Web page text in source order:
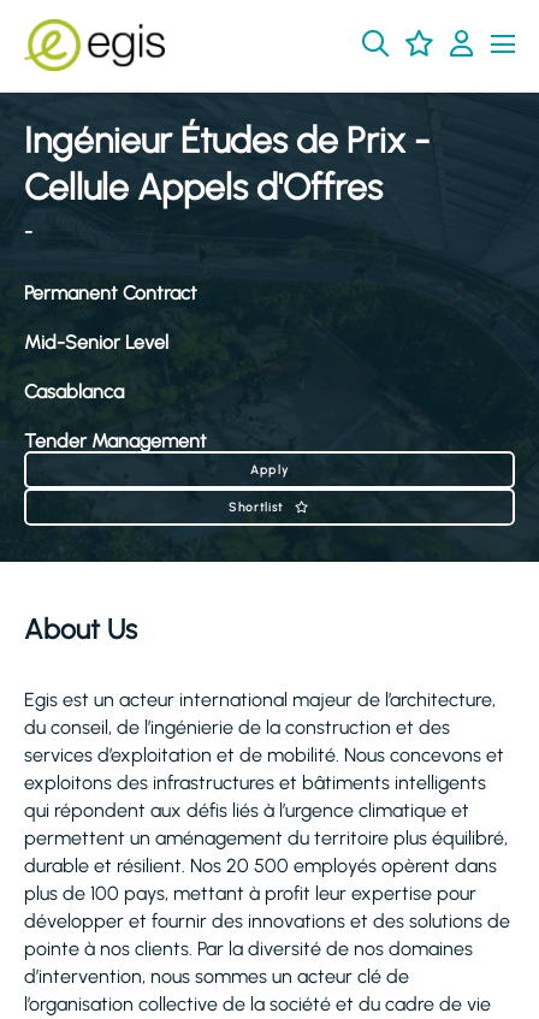
Ingénieur Études de Prix -
Cellule Appels d'Offres
-
Permanent Contract
Mid-Senior Level
Casablanca
Tender Management
Apply
Shortlist
About Us
Egis est un acteur international majeur de l’architecture,
du conseil, de l’ingénierie de la construction et des
services d’exploitation et de mobilité. Nous concevons et
exploitons des infrastructures et bâtiments intelligents
qui répondent aux défis liés à l’urgence climatique et
permettent un aménagement du territoire plus équilibré,
durable et résilient. Nos 20 500 employés opèrent dans
plus de 100 pays, mettant à profit leur expertise pour
développer et fournir des innovations et des solutions de
pointe à nos clients. Par la diversité de nos domaines
d’intervention, nous sommes un acteur clé de
l’organisation collective de la société et du cadre de vie